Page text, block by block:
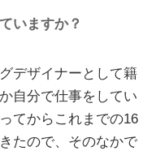
いますか？
デザイナーとして籍
自分で仕事をしてい
てからこれまでの16
たので、そのなかで